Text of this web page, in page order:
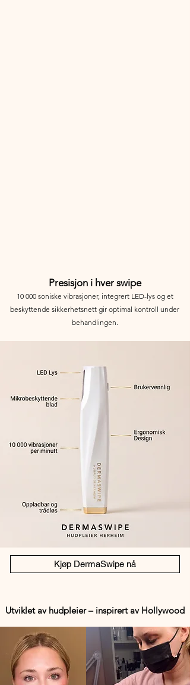
Presisjon i hver swipe
10 000 soniske vibrasjoner, integrert LED-lys og et
beskyttende sikkerhetsnett gir optimal kontroll under
behandlingen.
Kjøp DermaSwipe nå
Utviklet av hudpleier – inspirert av Hollywood